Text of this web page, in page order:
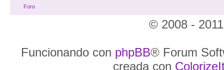
Foro
© 2008 -
Funcionando con phpBB® Forum
creada con